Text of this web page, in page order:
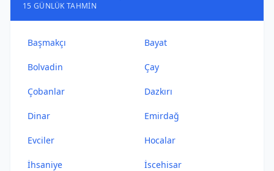
15 GÜNLÜK TAHMIN
Başmakçı Bayat
Bolvadin Çay
Çobanlar Dazkırı
Dinar Emirdağ
Evciler Hocalar
İhsaniye İscehisar